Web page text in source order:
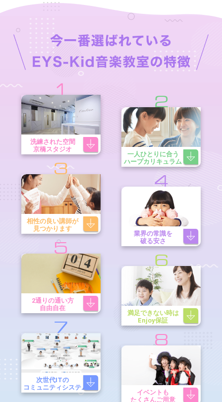
1
洗練された空間
京橋スタジオ
2
一人ひとりに合う
ハープカリキュラム
3
相性の良い講師が
見つかります
4
業界の常識を
破る安さ
5
2通りの通い方
自由自在
6
満足できない時は
Enjoy保証
7
次世代ITの
コミュニティシステム
8
イベントも
たくさんご用意